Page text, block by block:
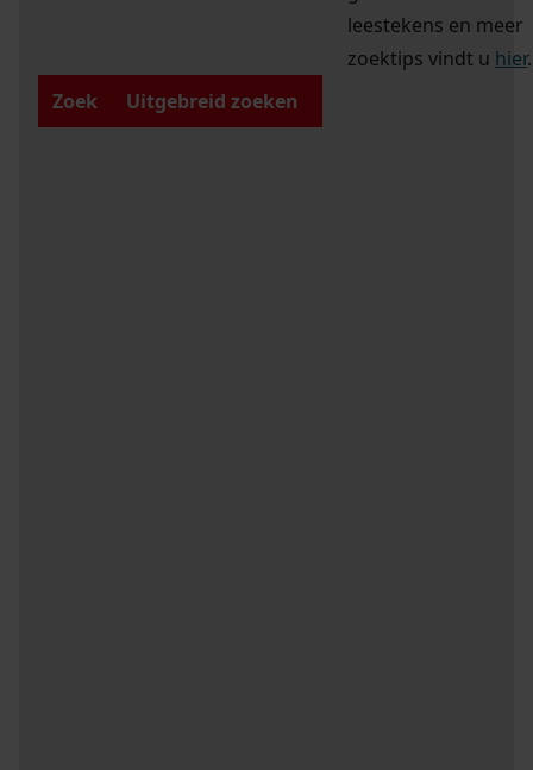
leestekens en meer
zoektips vindt u hier.
Zoek
Uitgebreid zoeken